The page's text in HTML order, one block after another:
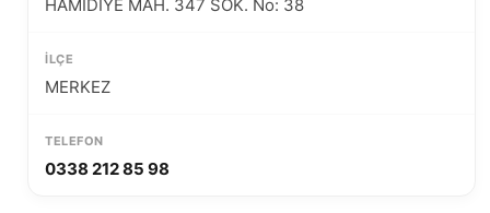
HAMIDIYE MAH. 347 SOK. No: 38
MERKEZ
0338 212 85 98